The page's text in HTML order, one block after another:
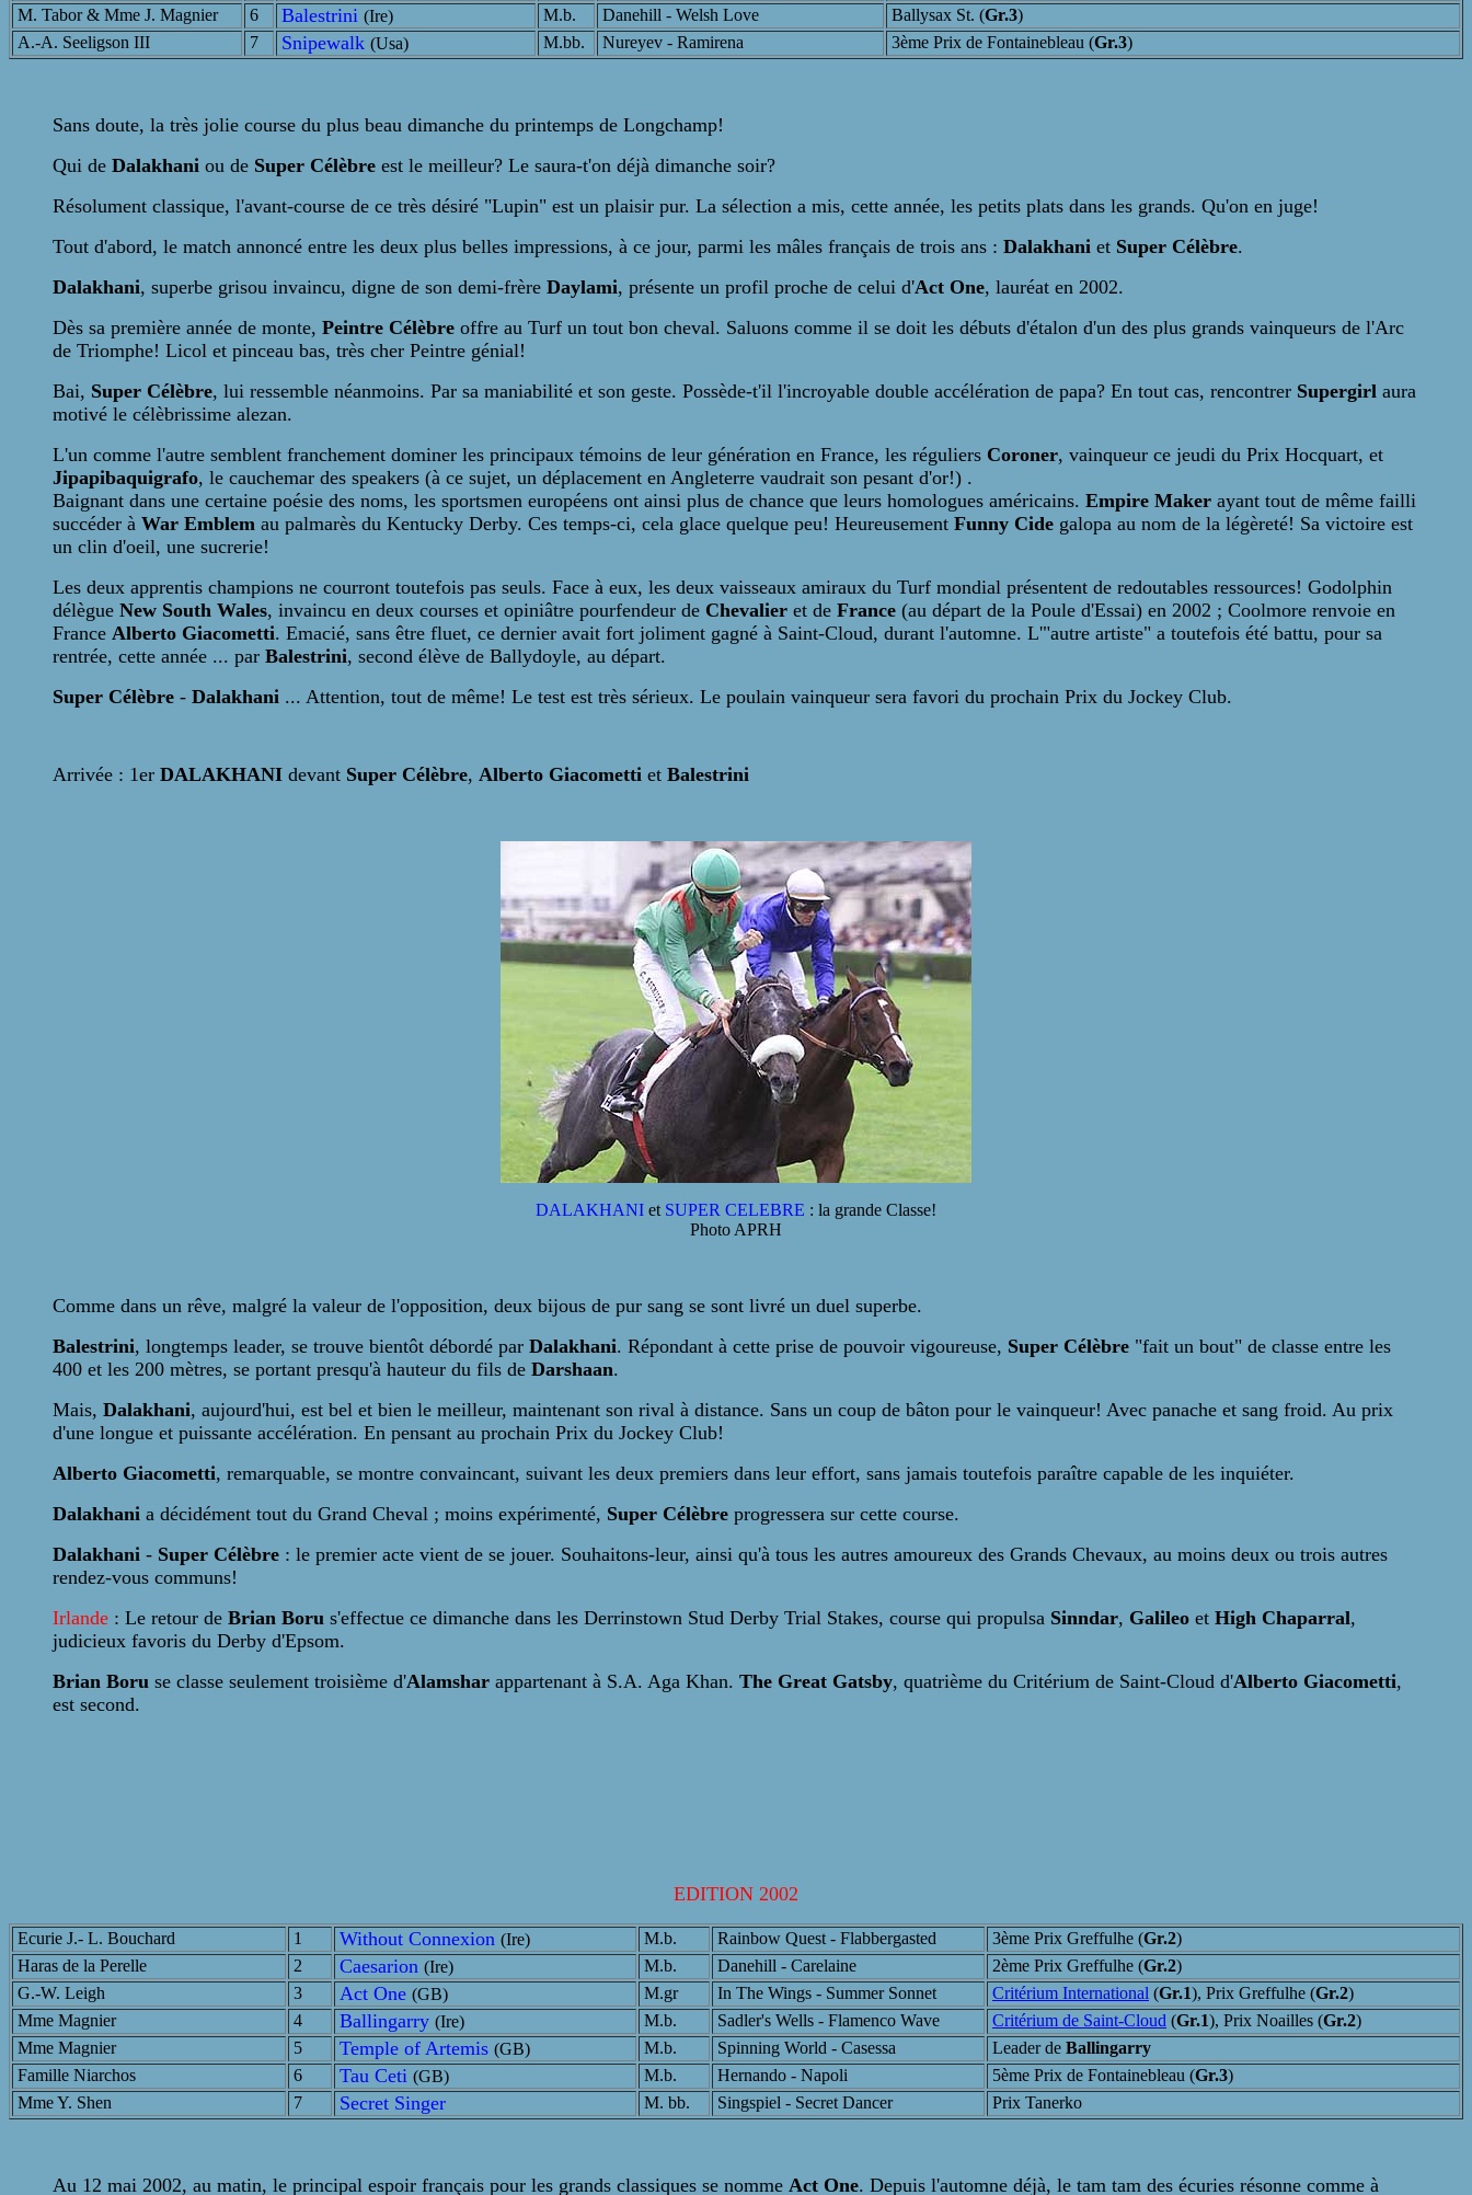
M. Tabor & Mme J. Magnier
6 Balestrini (Ire) M.b. Danehill - Welsh Love Ballysax St. (Gr.3)
A.-A. Seeligson III
7 Snipewalk (Usa) M.bb. Nureyev - Ramirena 3ème Prix de Fontainebleau (Gr.3)
Sans doute, la très jolie course du plus beau dimanche du printemps de Longchamp!
Qui de Dalakhani ou de Super Célèbre est le meilleur? Le saura-t'on déjà dimanche soir?
Résolument classique, l'avant-course de ce très désiré "Lupin" est un plaisir pur. La sélection a mis, cette année, les petits plats dans les grands. Qu'on en juge!
Tout d'abord, le match annoncé entre les deux plus belles impressions, à ce jour, parmi les mâles français de trois ans : Dalakhani et Super Célèbre.
Dalakhani, superbe grisou invaincu, digne de son demi-frère Daylami, présente un profil proche de celui d'Act One, lauréat en 2002.
Dès sa première année de monte, Peintre Célèbre offre au Turf un tout bon cheval. Saluons comme il se doit les débuts d'étalon d'un des plus grands vainqueurs de l'Arc
de Triomphe! Licol et pinceau bas, très cher Peintre génial!
Bai, Super Célèbre, lui ressemble néanmoins. Par sa maniabilité et son geste. Possède-t'il l'incroyable double accélération de papa? En tout cas, rencontrer Supergirl aura
motivé le célèbrissime alezan.
L'un comme l'autre semblent franchement dominer les principaux témoins de leur génération en France, les réguliers Coroner, vainqueur ce jeudi du Prix Hocquart, et
Jipapibaquigrafo, le cauchemar des speakers (à ce sujet, un déplacement en Angleterre vaudrait son pesant d'or!) .
Baignant dans une certaine poésie des noms, les sportsmen européens ont ainsi plus de chance que leurs homologues américains. Empire Maker ayant tout de même failli
succéder à War Emblem au palmarès du Kentucky Derby. Ces temps-ci, cela glace quelque peu! Heureusement Funny Cide galopa au nom de la légèreté! Sa victoire est
un clin d'oeil, une sucrerie!
Les deux apprentis champions ne courront toutefois pas seuls. Face à eux, les deux vaisseaux amiraux du Turf mondial présentent de redoutables ressources! Godolphin
délègue New South Wales, invaincu en deux courses et opiniâtre pourfendeur de Chevalier et de France (au départ de la Poule d'Essai) en 2002 ; Coolmore renvoie en
France Alberto Giacometti. Emacié, sans être fluet, ce dernier avait fort joliment gagné à Saint-Cloud, durant l'automne. L'"autre artiste" a toutefois été battu, pour sa
rentrée, cette année ... par Balestrini, second élève de Ballydoyle, au départ.
Super Célèbre - Dalakhani ... Attention, tout de même! Le test est très sérieux. Le poulain vainqueur sera favori du prochain Prix du Jockey Club.
Arrivée : 1er DALAKHANI devant Super Célèbre, Alberto Giacometti et Balestrini
DALAKHANI et SUPER CELEBRE : la grande Classe!
Photo APRH
Comme dans un rêve, malgré la valeur de l'opposition, deux bijous de pur sang se sont livré un duel superbe.
Balestrini, longtemps leader, se trouve bientôt débordé par Dalakhani. Répondant à cette prise de pouvoir vigoureuse, Super Célèbre "fait un bout" de classe entre les
400 et les 200 mètres, se portant presqu'à hauteur du fils de Darshaan.
Mais, Dalakhani, aujourd'hui, est bel et bien le meilleur, maintenant son rival à distance. Sans un coup de bâton pour le vainqueur! Avec panache et sang froid. Au prix
d'une longue et puissante accélération. En pensant au prochain Prix du Jockey Club!
Alberto Giacometti, remarquable, se montre convaincant, suivant les deux premiers dans leur effort, sans jamais toutefois paraître capable de les inquiéter.
Dalakhani a décidément tout du Grand Cheval ; moins expérimenté, Super Célèbre progressera sur cette course.
Dalakhani - Super Célèbre : le premier acte vient de se jouer. Souhaitons-leur, ainsi qu'à tous les autres amoureux des Grands Chevaux, au moins deux ou trois autres
rendez-vous communs!
Irlande : Le retour de Brian Boru s'effectue ce dimanche dans les Derrinstown Stud Derby Trial Stakes, course qui propulsa Sinndar, Galileo et High Chaparral,
judicieux favoris du Derby d'Epsom.
Brian Boru se classe seulement troisième d'Alamshar appartenant à S.A. Aga Khan. The Great Gatsby, quatrième du Critérium de Saint-Cloud d'Alberto Giacometti,
est second.
EDITION 2002
Ecurie J.- L. Bouchard 1 Without Connexion (Ire) M.b. Rainbow Quest - Flabbergasted 3ème Prix Greffulhe (Gr.2)
Haras de la Perelle
2 Caesarion (Ire) M.b. Danehill - Carelaine 2ème Prix Greffulhe (Gr.2)
G.-W. Leigh
3 Act One (GB) M.gr In The Wings - Summer Sonnet Critérium International (Gr.1), Prix Greffulhe (Gr.2)
Mme Magnier
4 Ballingarry (Ire) M.b. Sadler's Wells - Flamenco Wave Critérium de Saint-Cloud (Gr.1), Prix Noailles (Gr.2)
Mme Magnier
5 Temple of Artemis (GB) M.b. Spinning World - Casessa Leader de Ballingarry
Famille Niarchos
6 Tau Ceti (GB) M.b. Hernando - Napoli 5ème Prix de Fontainebleau (Gr.3)
Mme Y. Shen
7 Secret Singer M. bb. Singspiel - Secret Dancer Prix Tanerko
Au 12 mai 2002, au matin, le principal espoir français pour les grands classiques se nomme Act One. Depuis l'automne déjà, le tam tam des écuries résonne comme à